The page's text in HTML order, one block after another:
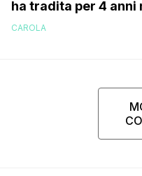
ha tradita per 4 anni
sostenuto che non
CAROLA